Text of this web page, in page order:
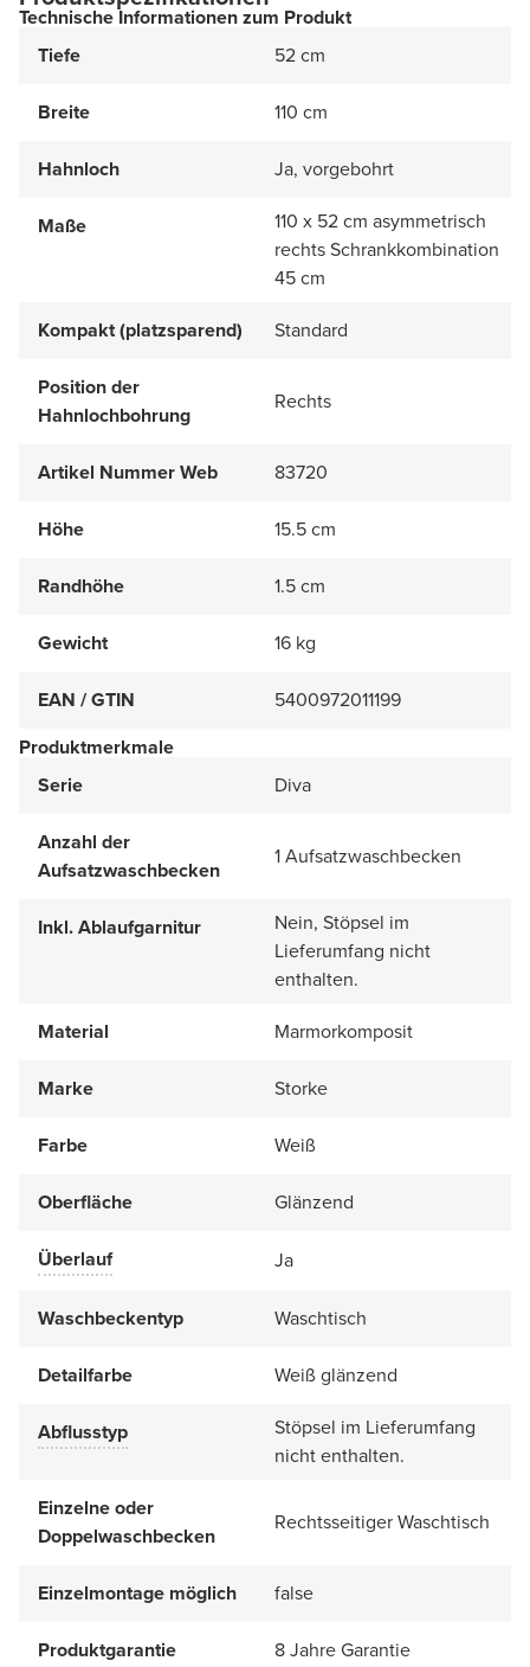
Technische Informationen zum Produkt
Tiefe
52 cm
Breite 110 cm
Hahnloch Ja, vorgebohrt
Maße
110 x 52 cm asymmetrisch
rechts Schrankkombination
45 cm
Kompakt (platzsparend)
Standard
Position der
Hahnlochbohrung
Rechts
Artikel Nummer Web 83720
Höhe 15.5 cm
Randhöhe 1.5 cm
Gewicht 16 kg
EAN / GTIN
5400972011199
Produktmerkmale
Serie
Diva
Anzahl der
Aufsatzwaschbecken
1 Aufsatzwaschbecken
Inkl. Ablaufgarnitur
Nein, Stöpsel im
Lieferumfang nicht
enthalten.
Material
Marmorkomposit
Marke Storke
Farbe Weiß
Oberfläche Glänzend
Überlauf Ja
Waschbeckentyp Waschtisch
Detailfarbe Weiß glänzend
Abflusstyp
Stöpsel im Lieferumfang
nicht enthalten.
Einzelne oder
Doppelwaschbecken
Rechtsseitiger Waschtisch
Einzelmontage möglich false
Produktgarantie 8 Jahre Garantie